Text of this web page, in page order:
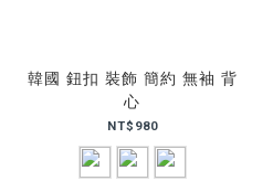
韓國 鈕扣 裝飾 簡約 無袖 背
心
NT$980